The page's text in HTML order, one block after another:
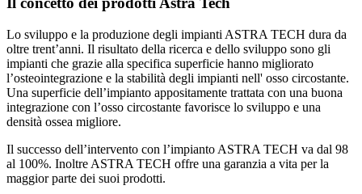
Lo sviluppo e la produzione degli impianti ASTRA TECH dura da
oltre trent’anni. Il risultato della ricerca e dello sviluppo sono gli
impianti che grazie alla specifica superficie hanno migliorato
l’osteointegrazione e la stabilità degli impianti nell' osso circostante.
Una superficie dell’impianto appositamente trattata con una buona
integrazione con l’osso circostante favorisce lo sviluppo e una
densità ossea migliore.
Il successo dell’intervento con l’impianto ASTRA TECH va dal 98
al 100%. Inoltre ASTRA TECH offre una garanzia a vita per la
maggior parte dei suoi prodotti.